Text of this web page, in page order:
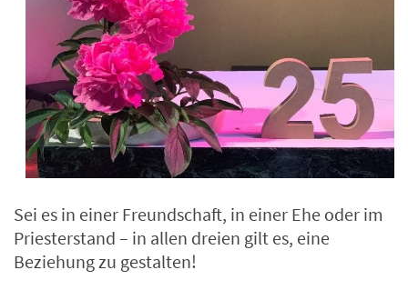
Sei es in einer Freundschaft, in einer Ehe oder im
Priesterstand – in allen dreien gilt es, eine
Beziehung zu gestalten!